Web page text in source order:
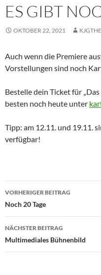
ES GIBT
OKTOBER 22, 2021
Auch wenn die Premiere
Vorstellungen sind noch
Bestelle dein Ticket für
besten noch heute unter
Tipp: am 12.11. und 19.11.
verfügbar!
VORHERIGER BEITRAG
Noch 20 Tage
NÄCHSTER BEITRAG
Multimediales Bühnenbild